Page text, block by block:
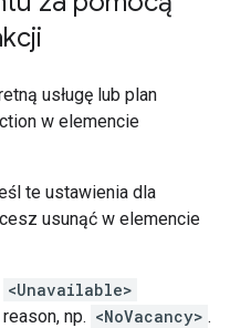
usługę lub plan
w elemencie
te ustawienia dla
usunąć w elemencie
<Unavailable>
np. <NoVacancy> .